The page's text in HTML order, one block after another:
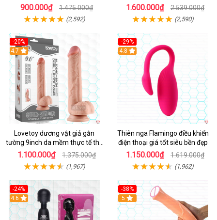
900.000₫ 1.475.000₫
(2,592)
điều khiển từ xa
1.600.000₫ 2.539.000₫
(2,590)
-20%
Hot
4.7
Lovetoy dương vật giả gắn
tường 9inch da mềm thực tế thú
vị
1.100.000₫ 1.375.000₫
(1,967)
-29%
Hot
4.8
Thiên nga Flamingo điều khiển
điện thoại giá tốt siêu bền đẹp
1.150.000₫ 1.619.000₫
(1,962)
-24%
4.6
-38%
Hot
5